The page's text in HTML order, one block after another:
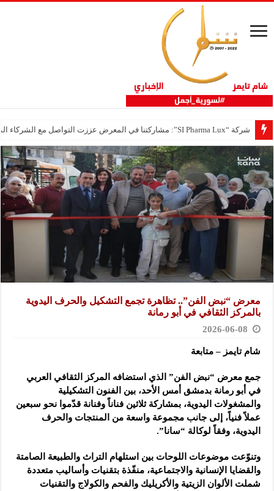
شركة “SI Pharma Lux”: مشاركتنا في المعرض عززت التواصل مع الشركاء المحليين والدوليين
معرض “نبض الفن”.. تظاهرة تجمع التشكيل والحرف اليدوية
بالمركز الثقافي في أبو رمانة
2026-06-08
شام تايمز – متابعة
جمع معرض “نبض الفن” الذي استضافه المركز الثقافي العربي
في أبو رمانة بدمشق أمس الأحد، بين الفنون التشكيلية
والمشغولات اليدوية، بمشاركة ثلاثين فناناً وفنانة قدّموا نحو سبعين
عملاً فنياً، إلى جانب مجموعة واسعة من المنتجات والحرف
اليدوية، وفقاً لوكالة “سانا”.
وتنوّعت موضوعات اللوحات بين استلهام التراث والطبيعة الصامتة
والقضايا الإنسانية والاجتماعية، منفّذة بتقنيات وأساليب متعددة
شملت الألوان الزيتية والأكريليك والفحم والكولاج والتقنيات